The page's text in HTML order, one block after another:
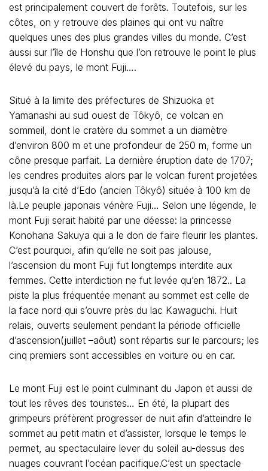
est principalement couvert de forêts. Toutefois, sur les
côtes, on y retrouve des plaines qui ont vu naître
quelques unes des plus grandes villes du monde. C’est
aussi sur l’île de Honshu que l’on retrouve le point le plus
élevé du pays, le mont Fuji….
Situé à la limite des préfectures de Shizuoka et
Yamanashi au sud ouest de Tôkyô, ce volcan en
sommeil, dont le cratère du sommet a un diamètre
d’environ 800 m et une profondeur de 250 m, forme un
cône presque parfait. La dernière éruption date de 1707;
les cendres produites alors par le volcan furent projetées
jusqu’à la cité d’Edo (ancien Tôkyô) située à 100 km de
là.Le peuple japonais vénère Fuji… Selon une légende, le
mont Fuji serait habité par une déesse: la princesse
Konohana Sakuya qui a le don de faire fleurir les plantes.
C’est pourquoi, afin qu’elle ne soit pas jalouse,
l’ascension du mont Fuji fut longtemps interdite aux
femmes. Cette interdiction ne fut levée qu’en 1872.. La
piste la plus fréquentée menant au sommet est celle de
la face nord qui s’ouvre près du lac Kawaguchi. Huit
relais, ouverts seulement pendant la période officielle
d’ascension(juillet –aôut) sont répartis sur le parcours; les
cinq premiers sont accessibles en voiture ou en car.
Le mont Fuji est le point culminant du Japon et aussi de
tout les rêves des touristes… En été, la plupart des
grimpeurs préfèrent progresser de nuit afin d’atteindre le
sommet au petit matin et d’assister, lorsque le temps le
permet, au spectaculaire lever du soleil au-dessus des
nuages couvrant l’océan pacifique.C’est un spectacle